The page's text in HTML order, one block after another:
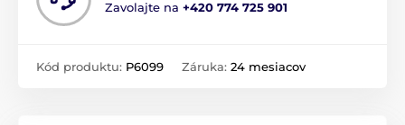
Zavolajte na +420 774 725 901
Kód produktu: P6099 Záruka: 24 mesiacov